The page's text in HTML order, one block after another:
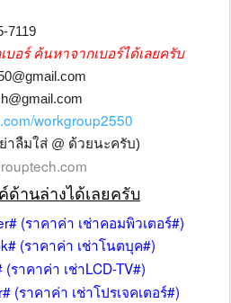
7119
บอร์ ค้นหาจากเบอร์ได้เลยครับ
workgroup2550
ย่าลืมใส่ @ ด้วยนะครับ)
านล่างได้เลยครับ
(ราคาค่า เช่าคอมพิวเตอร์#)
(ราคาค่า เช่าโนตบุค#)
ราคาค่า เช่าLCD-TV#)
(ราคาค่า เช่าโปรเจคเตอร์#)